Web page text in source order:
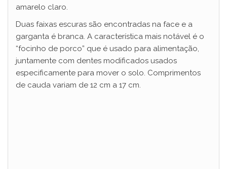
amarelo claro.
Duas faixas escuras são encontradas na face e a
garganta é branca. A característica mais notável é o
“focinho de porco” que é usado para alimentação,
juntamente com dentes modificados usados
especificamente para mover o solo. Comprimentos
de cauda variam de 12 cm a 17 cm.